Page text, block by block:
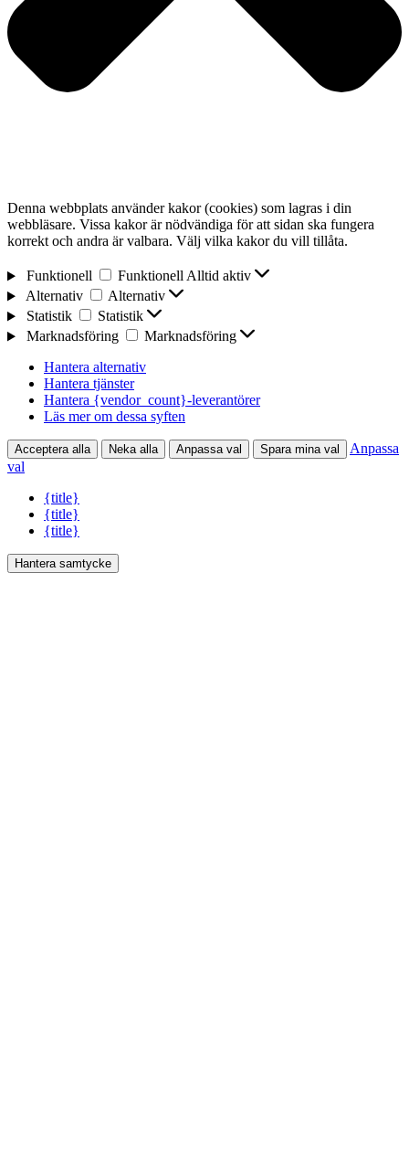
Denna webbplats använder kakor (cookies) som lagras i din
webbläsare. Vissa kakor är nödvändiga för att sidan ska fungera
korrekt och andra är valbara. Välj vilka kakor du vill tillåta.
Funktionell FunktionellAlltid aktiv
Alternativ
Alternativ
Statistik
Statistik
Marknadsföring
Marknadsföring
Hantera alternativ
Hantera tjänster
Hantera {vendor_count}-leverantörer
Läs mer om dessa syften
Acceptera alla Neka alla Anpassa val Spara mina val
Anpassa
val
{title}
{title}
{title}
Hantera samtycke